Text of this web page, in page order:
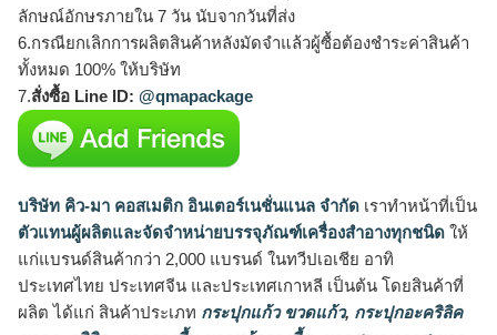
ลักษณ์อักษรภายใน 7 วัน นับจากวันที่ส่ง
6.กรณียกเลิกการผลิตสินค้าหลังมัดจำแล้วผู้ซื้อต้องชำระค่าสินค้า
ทั้งหมด 100% ให้บริษัท
7.สั่งซื้อ Line ID: @qmapackage
บริษัท คิว-มา คอสเมติก อินเตอร์เนชั่นแนล จำกัด เราทำหน้าที่เป็น
ตัวแทนผู้ผลิตและจัดจำหน่ายบรรจุภัณฑ์เครื่องสำอางทุกชนิด ให้
แก่แบรนด์สินค้ากว่า 2,000 แบรนด์ ในทวีปเอเชีย อาทิ
ประเทศไทย ประเทศจีน และประเทศเกาหลี เป็นต้น โดยสินค้าที่
ผลิต ได้แก่ สินค้าประเภท กระปุกแก้ว ขวดแก้ว, กระปุกอะคริลิค